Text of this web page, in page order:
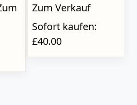
Zum Verkauf
Sofort kaufen:
£40.00